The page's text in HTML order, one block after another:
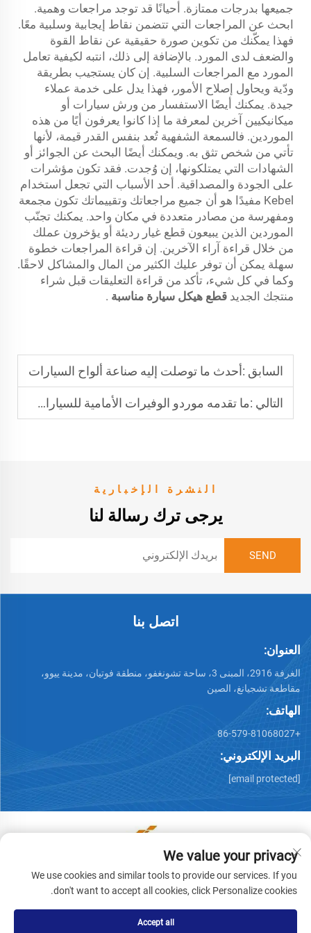
جميعها بدرجات ممتازة. أحيانًا قد توجد مراجعات وهمية.
ابحث عن المراجعات التي تتضمن نقاط إيجابية وسلبية معًا.
فهذا يمكّنك من تكوين صورة حقيقية عن نقاط القوة
والضعف لدى المورد. بالإضافة إلى ذلك، انتبه لكيفية تعامل
المورد مع المراجعات السلبية. إن كان يستجيب بطريقة
ودّية ويحاول إصلاح الأمور، فهذا يدل على خدمة عملاء
جيدة. يمكنك أيضًا الاستفسار من ورش سيارات أو
ميكانيكيين آخرين لمعرفة ما إذا كانوا يعرفون أيًا من هذه
الموردين. فالسمعة الشفهية تُعد بنفس القدر قيمة، لأنها
تأتي من شخص تثق به. ويمكنك أيضًا البحث عن الجوائز أو
الشهادات التي يمتلكونها، إن وُجدت. فقد تكون مؤشرات
على الجودة والمصداقية. أحد الأسباب التي تجعل استخدام
Kebel مفيدًا هو أن جميع مراجعاتك وتقييماتك تكون مجمعة
ومفهرسة من مصادر متعددة في مكان واحد. يمكنك تجنّب
الموردين الذين يبيعون قطع غيار رديئة أو يؤخرون عملك
من خلال قراءة آراء الآخرين. إن قراءة المراجعات خطوة
سهلة يمكن أن توفر عليك الكثير من المال والمشاكل لاحقًا.
وكما في كل شيء، تأكد من قراءة التعليقات قبل شراء
منتجك الجديد قطع هيكل سيارة مناسبة .
السابق :أحدث ما توصلت إليه صناعة ألواح السيارات
التالي :ما تقدمه موردو الوفيرات الأمامية للسيارات الرائدون
النشرة الإخبارية
يرجى ترك رسالة لنا
اتصل بنا
العنوان:
الغرفة 2916، المبنى 3، ساحة تشونغفو، منطقة فوتيان، مدينة ييوو،
مقاطعة تشجيانغ، الصين
الهاتف:
+86-579-81068027
البريد الإلكتروني:
[email protected]
حقوق الطبع والنشر © يووو رونوين للاستيراد والتصدير المحدودة.
جميع الحقوق محفوظة -سياسة الخصوصية
We value your privacy
We use cookies and similar tools to provide our services. If you
don't want to accept all cookies, click Personalize cookies.
Accept all